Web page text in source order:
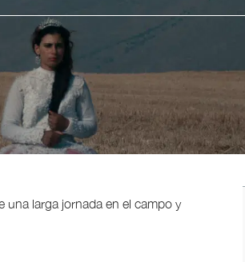
una larga jornada en el campo y